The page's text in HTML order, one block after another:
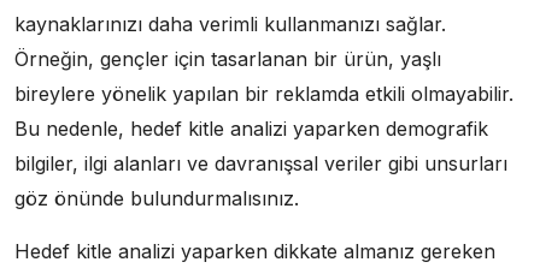
kaynaklarınızı daha verimli kullanmanızı sağlar.
Örneğin, gençler için tasarlanan bir ürün, yaşlı
bireylere yönelik yapılan bir reklamda etkili olmayabilir.
Bu nedenle, hedef kitle analizi yaparken demografik
bilgiler, ilgi alanları ve davranışsal veriler gibi unsurları
göz önünde bulundurmalısınız.
Hedef kitle analizi yaparken dikkate almanız gereken